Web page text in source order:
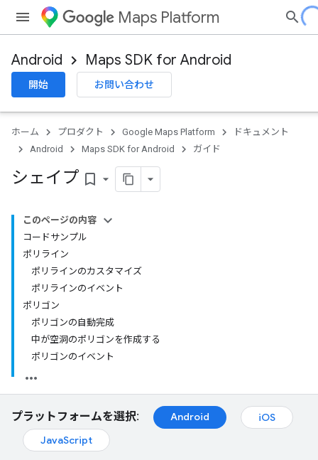
Maps Platform
Android Maps SDK for Android
開始 お問い合わせ
ホーム プロダクト Google Maps Platform
ドキュメント
Android
Maps SDK for Android ガイド
シェイプ bookmark_border
このページの内容
コードサンプル
ポリライン
ポリラインのカスタマイズ
ポリラインのイベント
ポリゴン
ポリゴンの自動完成
中が空洞のポリゴンを作成する
ポリゴンのイベント
プラットフォームを選択: Android
iOS
JavaScript